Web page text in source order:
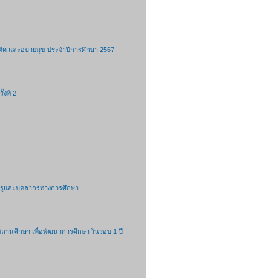
และอบายมุข ประจำปีการศึกษา 2567
งที่ 2
และบุคลากรทางการศึกษา
านศึกษา เพื่อพัฒนาการศึกษา ในรอบ 1 ปี